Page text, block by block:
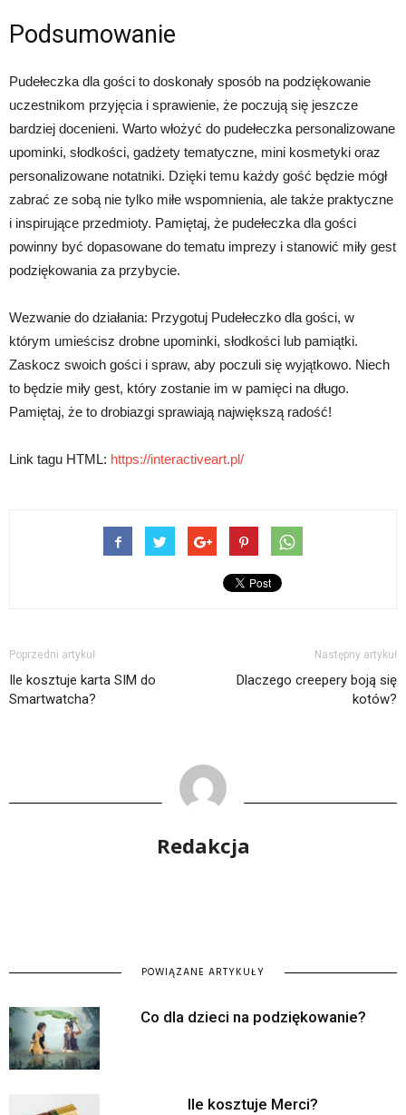
Podsumowanie
Pudełeczka dla gości to doskonały sposób na podziękowanie
uczestnikom przyjęcia i sprawienie, że poczują się jeszcze
bardziej docenieni. Warto włożyć do pudełeczka personalizowane
upominki, słodkości, gadżety tematyczne, mini kosmetyki oraz
personalizowane notatniki. Dzięki temu każdy gość będzie mógł
zabrać ze sobą nie tylko miłe wspomnienia, ale także praktyczne
i inspirujące przedmioty. Pamiętaj, że pudełeczka dla gości
powinny być dopasowane do tematu imprezy i stanowić miły gest
podziękowania za przybycie.
Wezwanie do działania: Przygotuj Pudełeczko dla gości, w
którym umieścisz drobne upominki, słodkości lub pamiątki.
Zaskocz swoich gości i spraw, aby poczuli się wyjątkowo. Niech
to będzie miły gest, który zostanie im w pamięci na długo.
Pamiętaj, że to drobiazgi sprawiają największą radość!
Link tagu HTML: https://interactiveart.pl/
Poprzedni artykuł
Ile kosztuje karta SIM do
Smartwatcha?
Następny artykuł
Dlaczego creepery boją się
kotów?
Redakcja
POWIĄZANE ARTYKUŁY
Co dla dzieci na podziękowanie?
Ile kosztuje Merci?